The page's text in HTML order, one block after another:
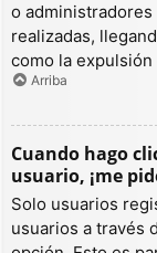
o
realizadas,
como la
Arriba
Cuando hago
usuario, ¡me
Solo usuarios
usuarios a través